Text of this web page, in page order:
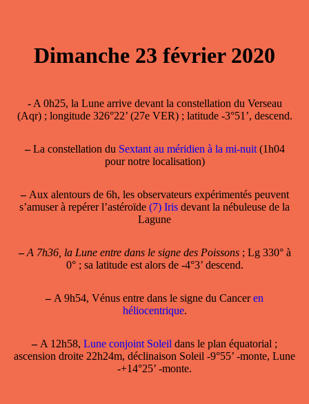
Dimanche 23 février 2020
- A 0h25, la Lune arrive devant la constellation du Verseau
(Aqr) ; longitude 326°22’ (27e VER) ; latitude -3°51’, descend.
–La constellation du Sextant au méridien à la mi-nuit(1h04
pour notre localisation)
–Aux alentours de 6h, les observateurs expérimentés peuvent
s’amuser à repérer l’astéroïde (7) Iris devant la nébuleuse de la
Lagune
– A 7h36, la Lune entre dans le signe des Poissons; Lg 330° à
0° ; sa latitude est alors de -4°3’ descend.
–A 9h54, Vénus entre dans le signe du Canceren
héliocentrique.
–A 12h58, Lune conjoint Soleil dans le plan équatorial ;
ascension droite 22h24m, déclinaison Soleil -9°55’ -monte, Lune
-+14°25’ -monte.